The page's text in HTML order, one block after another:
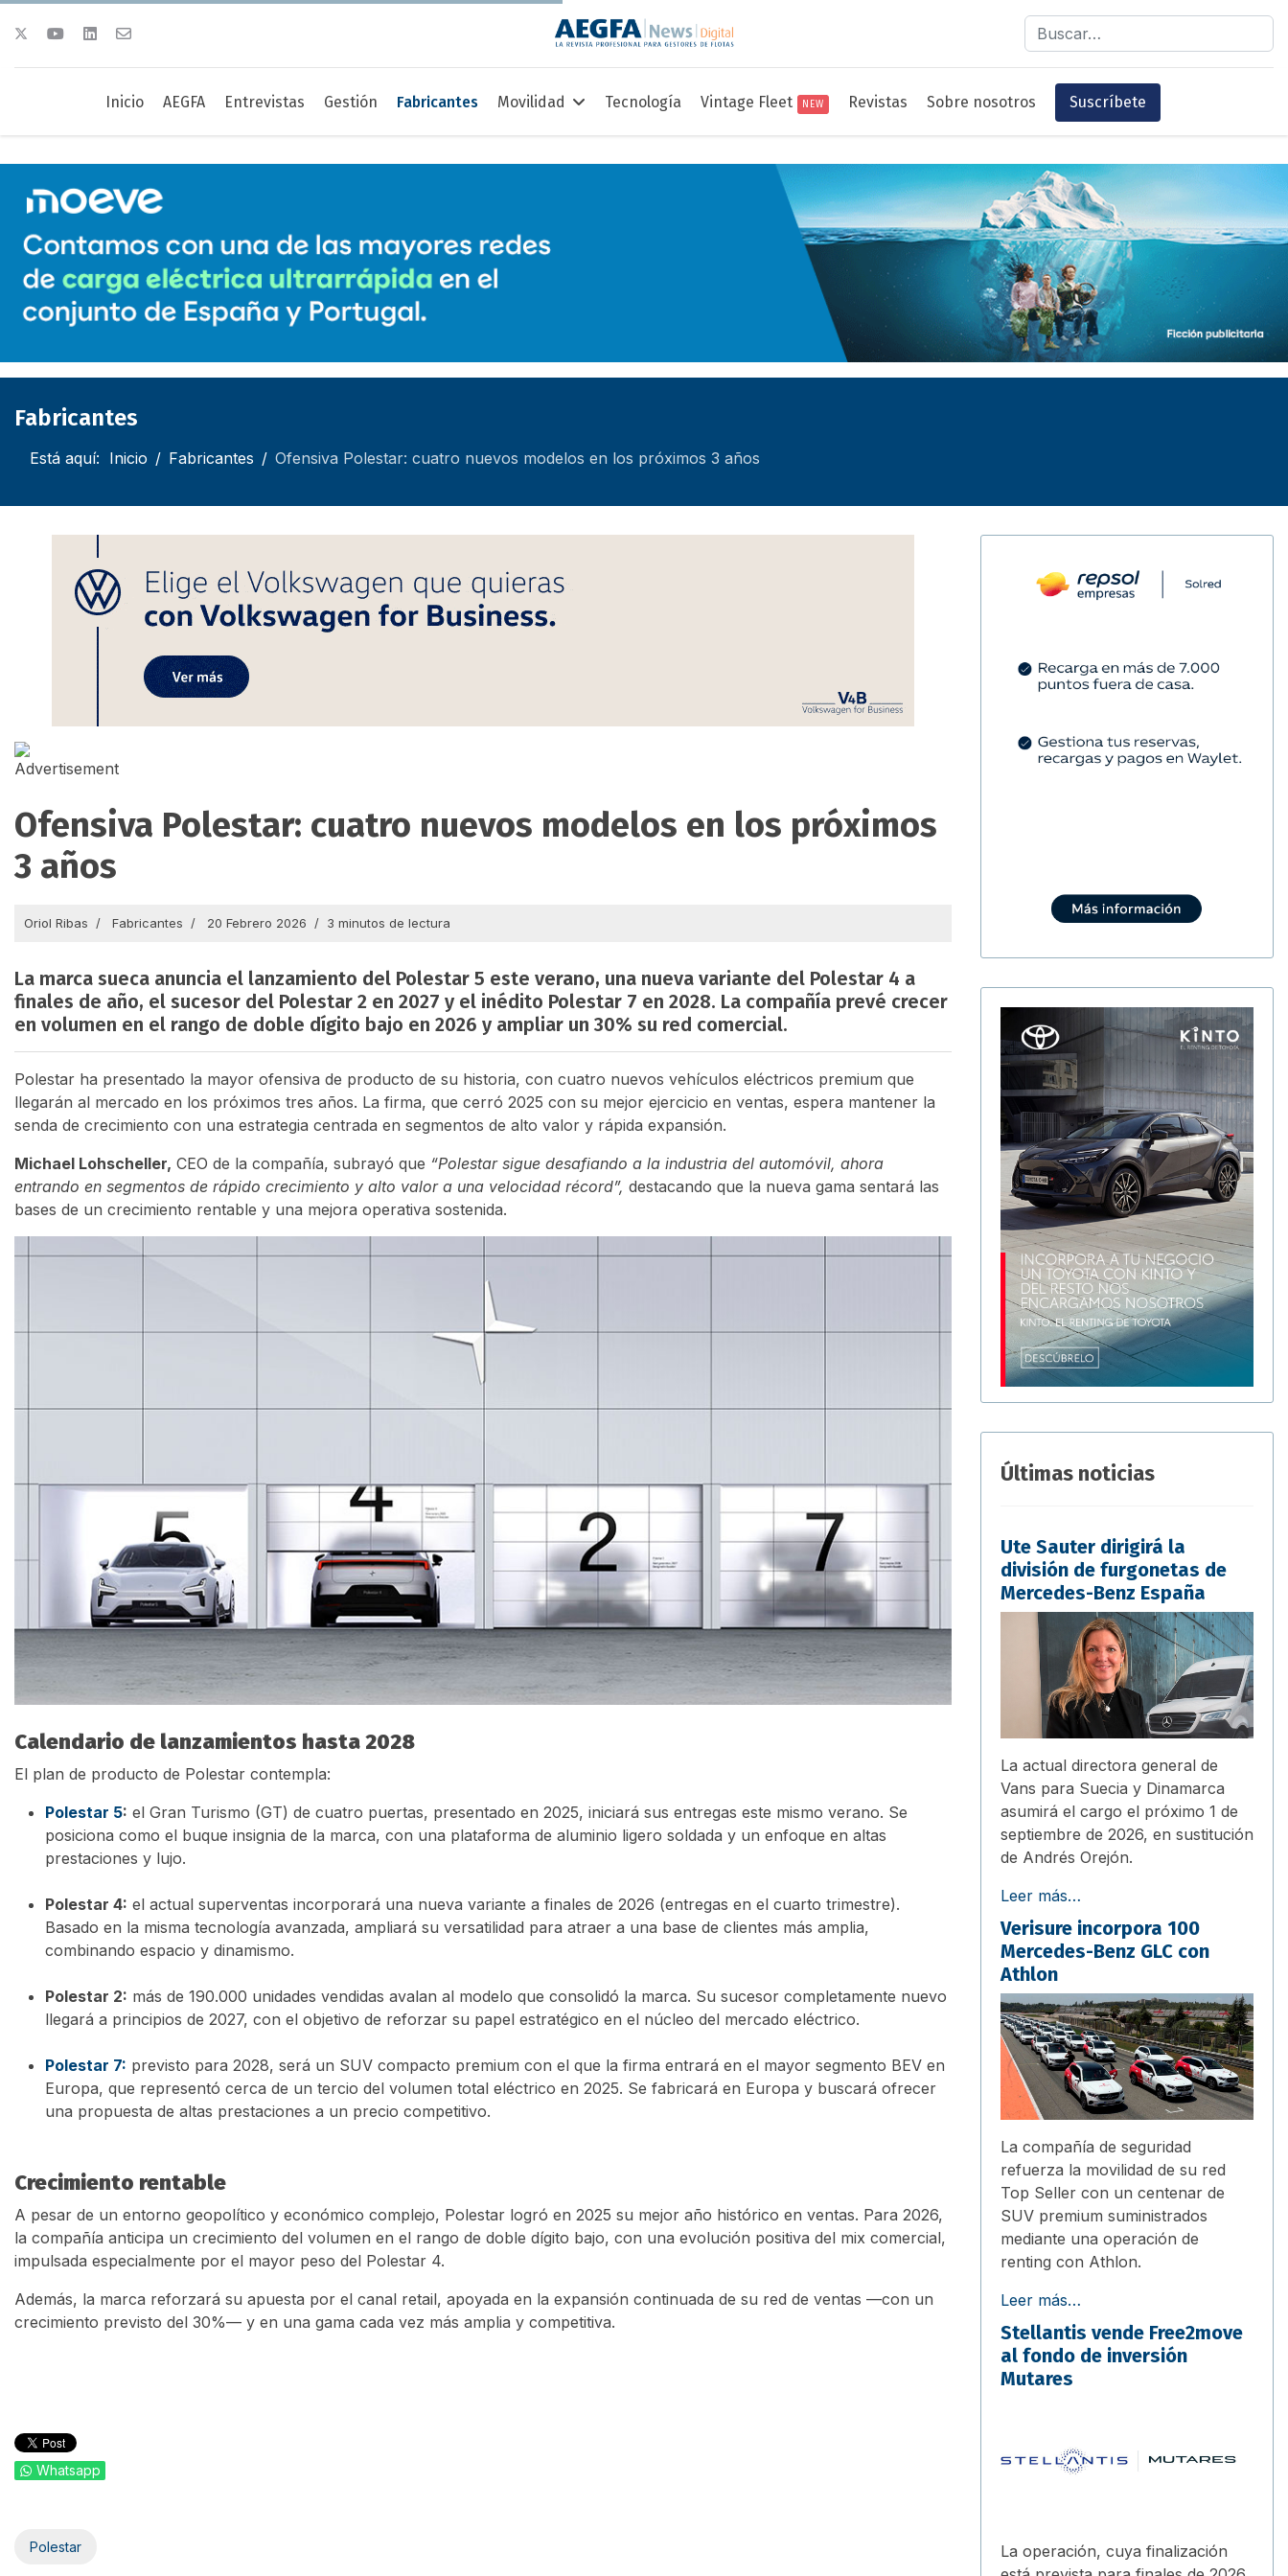
Buscar
Inicio AEGFA Entrevistas Gestión Fabricantes Movilidad Tecnología Vintage Fleet NEW Revistas Sobre nosotros Suscríbete
Fabricantes
Está aquí: Inicio Fabricantes Ofensiva Polestar: cuatro nuevos modelos en los próximos 3 años
Ofensiva Polestar: cuatro nuevos modelos en los próximos
3 años
Oriol Ribas Fabricantes 20 Febrero 2026 3 minutos de lectura
La marca sueca anuncia el lanzamiento del Polestar 5 este verano, una nueva variante del Polestar 4 a
finales de año, el sucesor del Polestar 2 en 2027 y el inédito Polestar 7 en 2028. La compañía prevé crecer
en volumen en el rango de doble dígito bajo en 2026 y ampliar un 30% su red comercial.
Polestar ha presentado la mayor ofensiva de producto de su historia, con cuatro nuevos vehículos eléctricos premium que
llegarán al mercado en los próximos tres años. La firma, que cerró 2025 con su mejor ejercicio en ventas, espera mantener la
senda de crecimiento con una estrategia centrada en segmentos de alto valor y rápida expansión.
Michael Lohscheller, CEO de la compañía, subrayó que “Polestar sigue desafiando a la industria del automóvil, ahora
entrando en segmentos de rápido crecimiento y alto valor a una velocidad récord”, destacando que la nueva gama sentará las
bases de un crecimiento rentable y una mejora operativa sostenida.
Calendario de lanzamientos hasta 2028
El plan de producto de Polestar contempla:
Polestar 5: el Gran Turismo (GT) de cuatro puertas, presentado en 2025, iniciará sus entregas este mismo verano. Se
posiciona como el buque insignia de la marca, con una plataforma de aluminio ligero soldada y un enfoque en altas
prestaciones y lujo.
Polestar 4: el actual superventas incorporará una nueva variante a finales de 2026 (entregas en el cuarto trimestre).
Basado en la misma tecnología avanzada, ampliará su versatilidad para atraer a una base de clientes más amplia,
combinando espacio y dinamismo.
Polestar 2: más de 190.000 unidades vendidas avalan al modelo que consolidó la marca. Su sucesor completamente nuevo
llegará a principios de 2027, con el objetivo de reforzar su papel estratégico en el núcleo del mercado eléctrico.
Polestar 7: previsto para 2028, será un SUV compacto premium con el que la firma entrará en el mayor segmento BEV en
Europa, que representó cerca de un tercio del volumen total eléctrico en 2025. Se fabricará en Europa y buscará ofrecer
una propuesta de altas prestaciones a un precio competitivo.
Crecimiento rentable
A pesar de un entorno geopolítico y económico complejo, Polestar logró en 2025 su mejor año histórico en ventas. Para 2026,
la compañía anticipa un crecimiento del volumen en el rango de doble dígito bajo, con una evolución positiva del mix comercial,
impulsada especialmente por el mayor peso del Polestar 4.
Además, la marca reforzará su apuesta por el canal retail, apoyada en la expansión continuada de su red de ventas —con un
crecimiento previsto del 30%— y en una gama cada vez más amplia y competitiva.
Whatsapp
Polestar
Últimas noticias
Ute Sauter dirigirá la
división de furgonetas de
Mercedes-Benz España
La actual directora general de
Vans para Suecia y Dinamarca
asumirá el cargo el próximo 1 de
septiembre de 2026, en sustitución
de Andrés Orejón.
Leer más…
Verisure incorpora 100
Mercedes-Benz GLC con
Athlon
La compañía de seguridad
refuerza la movilidad de su red
Top Seller con un centenar de
SUV premium suministrados
mediante una operación de
renting con Athlon.
Leer más…
Stellantis vende Free2move
al fondo de inversión
Mutares
La operación, cuya finalización